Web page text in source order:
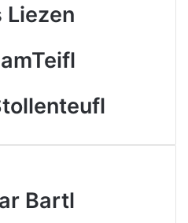
Liezen
Bartl